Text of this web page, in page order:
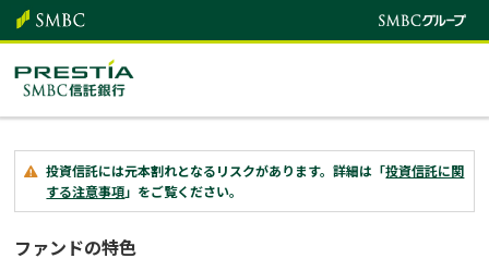
投資信託には元本割れとなるリスクがあります。詳細は「投資信託に関
する注意事項」をご覧ください。
ファンドの特色